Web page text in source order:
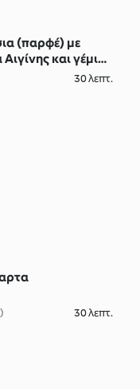
(παρφέ) με
Αιγίνης και γέμιση
30 λεπτ.
30 λεπτ.